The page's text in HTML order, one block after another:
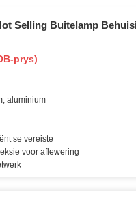
Selling Buitelamp
prys)
aluminium
se vereiste
voor aflewering